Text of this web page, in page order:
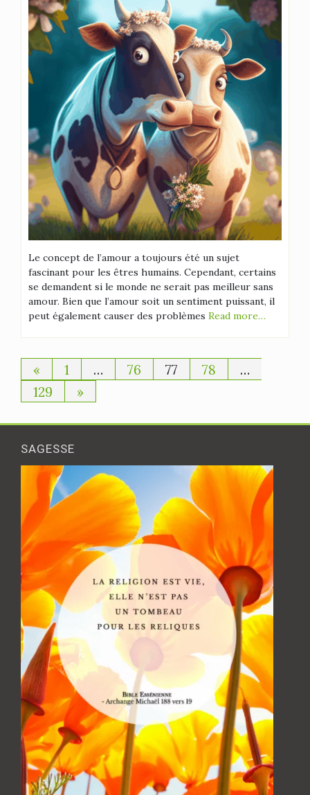
Le concept de l’amour a toujours été un sujet
fascinant pour les êtres humains. Cependant, certains
se demandent si le monde ne serait pas meilleur sans
amour. Bien que l’amour soit un sentiment puissant, il
peut également causer des problèmes Read more…
Pagination
des
publications
« 1 … 76 77 78
…
129
»
SAGESSE